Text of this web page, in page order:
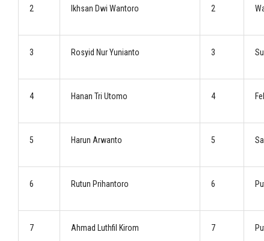
2 Ikhsan Dwi Wantoro 2
3 Rosyid Nur Yunianto 3
4 Hanan Tri Utomo 4
5 Harun Arwanto 5
6 Rutun Prihantoro 6
7 Ahmad Luthfil Kirom 7